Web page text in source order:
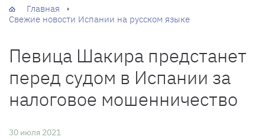
Главная
Свежие новости Испании на русском языке
Певица Шакира предстанет
перед судом в Испании за
налоговое мошенничество
30 июля 2021